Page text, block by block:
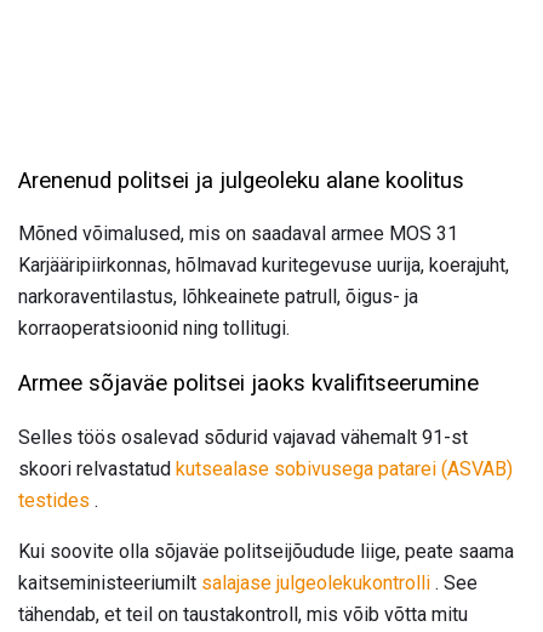
Arenenud politsei ja julgeoleku alane koolitus
Mõned võimalused, mis on saadaval armee MOS 31
Karjääripiirkonnas, hõlmavad kuritegevuse uurija, koerajuht,
narkoraventilastus, lõhkeainete patrull, õigus- ja
korraoperatsioonid ning tollitugi.
Armee sõjaväe politsei jaoks kvalifitseerumine
Selles töös osalevad sõdurid vajavad vähemalt 91-st
skoori relvastatud kutsealase sobivusega patarei (ASVAB)
testides .
Kui soovite olla sõjaväe politseijõudude liige, peate saama
kaitseministeeriumilt salajase julgeolekukontrolli . See
tähendab, et teil on taustakontroll, mis võib võtta mitu